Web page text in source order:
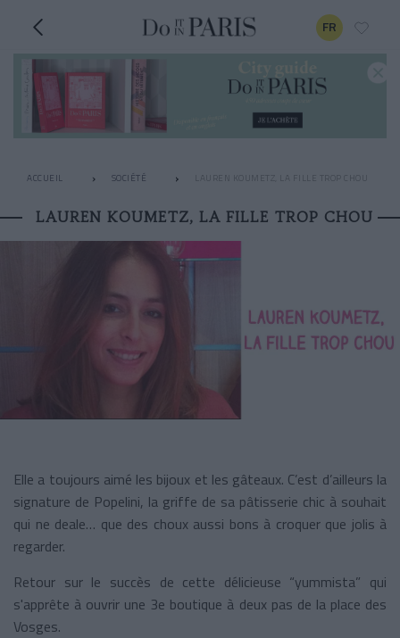
FR
ACCUEIL SOCIÉTÉ LAUREN KOUMETZ, LA FILLE TROP CHOU
LAUREN KOUMETZ, LA FILLE TROP CHOU
Elle a toujours aimé les bijoux et les gâteaux. C’est d’ailleurs la
signature de Popelini, la griffe de sa pâtisserie chic à souhait
qui ne deale… que des choux aussi bons à croquer que jolis à
regarder.
Retour sur le succès de cette délicieuse “yummista” qui
s'apprête à ouvrir une 3e boutique à deux pas de la place des
Vosges.